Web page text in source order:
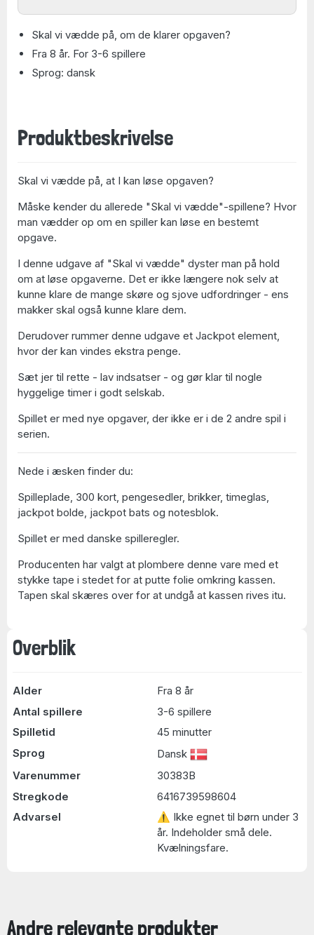
Overblik
Alder
Fra 8 år
Antal spillere
3-6 spillere
Spilletid
45 minutter
Sprog
Dansk
Varenummer
30383B
Stregkode
6416739598604
Advarsel
⚠ Ikke egnet til børn under 3
år. Indeholder små dele.
Kvælningsfare.
Skal vi vædde på, om de klarer opgaven?
Fra 8 år. For 3-6 spillere
Sprog: dansk
Produktbeskrivelse
Skal vi vædde på, at I kan løse opgaven?
Måske kender du allerede "Skal vi vædde"-spillene? Hvor
man vædder op om en spiller kan løse en bestemt
opgave.
I denne udgave af "Skal vi vædde" dyster man på hold
om at løse opgaverne. Det er ikke længere nok selv at
kunne klare de mange skøre og sjove udfordringer - ens
makker skal også kunne klare dem.
Derudover rummer denne udgave et Jackpot element,
hvor der kan vindes ekstra penge.
Sæt jer til rette - lav indsatser - og gør klar til nogle
hyggelige timer i godt selskab.
Spillet er med nye opgaver, der ikke er i de 2 andre spil i
serien.
Nede i æsken finder du:
Spilleplade, 300 kort, pengesedler, brikker, timeglas,
jackpot bolde, jackpot bats og notesblok.
Spillet er med danske spilleregler.
Producenten har valgt at plombere denne vare med et
stykke tape i stedet for at putte folie omkring kassen.
Tapen skal skæres over for at undgå at kassen rives itu.
Andre relevante produkter